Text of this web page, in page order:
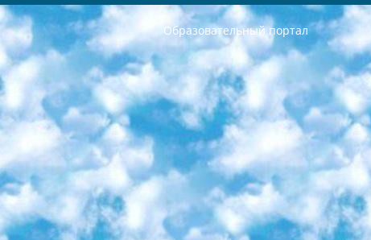
Образовательный портал
РЕСПУБЛИКА УЗБЕКИСТАН МИНИСТРЕРСТВО ДОШКОЛЬНОГО И ШКОЛЬНОГО ОБРАЗОВАНИЯ КОМАНДА в общеобразовательных учреждениях в 2023-2024 учебном году организация и проведение итоговой государственной аттестации обучающихся о Министра дошкольного и школьного образования Республики Узбекистан от 4 марта 2008 года (постановлением Минюста от 20 марта 2008 года № 1778 государственной регистрации) «Итоговое состояние учащихся общего среднего образования на основании положения об утверждении положения об аттестации общего среднего образования выпускной экзамен студентов в образовательных учреждениях в 2023-2024 учебном году В целях организации и прохождения аттестации приказываю: 1. Следующее: перечень предметов, по которым будет проводиться итоговая государственная аттестация и экзамен формы перевода согласно приложению 1; сертификаты международного образца, оценивающие уровень владения иностранными языками перечень согласно приложению 2; 2. Педагогический при специализированных образовательных учреждениях. научно-практический центр квалификации и международной оценки (Д.Давидова) 2024 г. До 25 марта: задания по предметам, по которым будет проводиться итоговая аттестация разработка и утверждение технических условий; итоговая аттестация на основании разработанного предметного задания разработка вопросов по предметам (устно и письменно), экзамен передача; общеобразовательные средние школы и специальные учебные заведения учащиеся выпускных классов школ и интернатов в агентской системе подготовка базы данных экзаменационных материалов и критериев оценки; перевод базы экзаменационных материалов на все языки обучения подать в Республиканский образовательный центр для изготовления; варианты экзаменов на основе разработанных контрольных материалов пусть будут поставлены задачи формирования. 3. Республиканский образовательный центр (Ш.Худайкулов) до 5 апреля 2024 года. до: база данных предоставленных экзаменационных материалов на все языки обучения перевод и экспертиза; для слепых, слабовидящих, глухих, слабослышащих и умственно отсталых детей учащиеся выпускных классов специализированных школ и школ-интернатов база данных экзаменационных материалов на всех преподаваемых языках подготовка критериев оценки; специализированные школы для умственно отсталых детей и технологии для учащихся выпускных классов школ-интернатов разработка соответствующих рекомендаций и критериев проведения ЕГЭ по естествознанию давать задания. 4. Педагогический при специализированных образовательных учреждениях. Научно-практический центр навыков и международной оценки (Д.Давидова), Республика образовательный